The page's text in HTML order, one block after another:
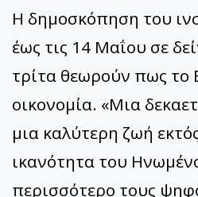
Η δημοσκόπηση του
έως τις 14 Μαΐου σε
τρίτα θεωρούν πως το
οικονομία. «Μια
μια καλύτερη ζωή
ικανότητα του
περισσότερο τους